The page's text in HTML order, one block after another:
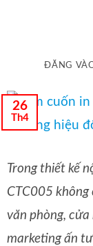
ĐĂNG
26
Th4
Trong thiết kế
CTC005 không
văn phòng, cửa
marketing ấn